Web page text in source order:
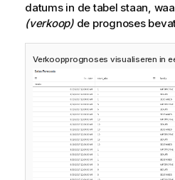
datums in de tabel staan,
(verkoop)de prognoses
Verkoopprognoses visualiseren in